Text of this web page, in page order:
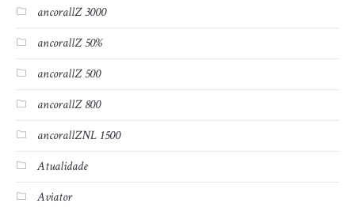
ancorallZ 3000
ancorallZ 50%
ancorallZ 500
ancorallZ 800
ancorallZNL 1500
Atualidade
Aviator